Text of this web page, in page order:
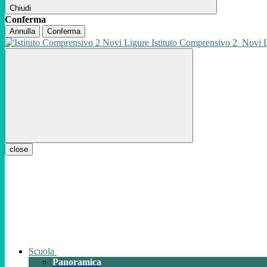
Chiudi
Conferma
Annulla Conferma
Istituto Comprensivo 2 Novi
close
Scuola
Panoramica